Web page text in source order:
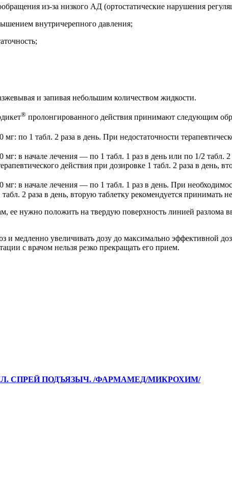
из-за низкого АД (ортостатические нарушения
внутричерепного давления;
и запивая небольшим количеством жидкости.
® пролонгированного действия принимают следующим
по 1 табл. 2 раза в день. При недостаточности
мг: в начале лечения — по 1 табл. 1 раз в день или по 1/2 табл.
действия при дозировке 1 табл. 2 раза в день,
мг: в начале лечения — по 1 табл. 1 раз в день. При
2 раза в день, вторую таблетку рекомендуется принимать
ее нужно положить на твердую поверхность линией разлома
и медленно увеличивать дозу до максимально эффективной
с врачом нельзя резко прекращать его прием.
СПРЕЙ ПОДЪЯЗЫЧ. /ФАРМАМЕД/МИКРОХИМ/